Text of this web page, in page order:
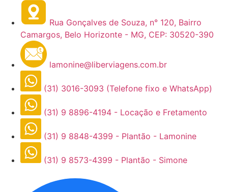
Rua Gonçalves de Souza, n° 120, Bairro
Camargos, Belo Horizonte - MG, CEP: 30520-390
lamonine@liberviagens.com.br
(31) 3016-3093 (Telefone fixo e WhatsApp)
(31) 9 8896-4194 - Locação e Fretamento
(31) 9 8848-4399 - Plantão - Lamonine
(31) 9 8573-4399 - Plantão - Simone